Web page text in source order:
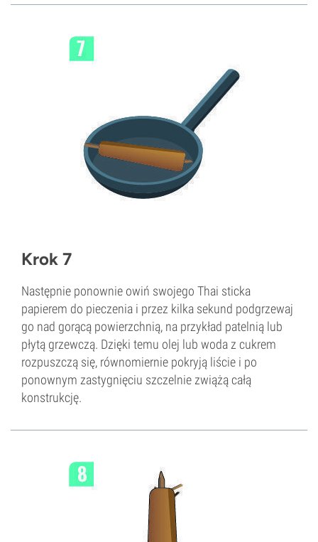
Krok 7
Następnie ponownie owiń swojego Thai sticka
papierem do pieczenia i przez kilka sekund podgrzewaj
go nad gorącą powierzchnią, na przykład patelnią lub
płytą grzewczą. Dzięki temu olej lub woda z cukrem
rozpuszczą się, równomiernie pokryją liście i po
ponownym zastygnięciu szczelnie zwiążą całą
konstrukcję.